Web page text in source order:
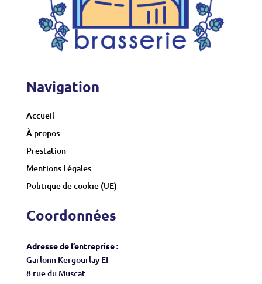
Navigation
Accueil
À propos
Prestation
Mentions Légales
Politique de cookie (UE)
Coordonnées
Adresse de l’entreprise :
Garlonn Kergourlay EI
8 rue du Muscat